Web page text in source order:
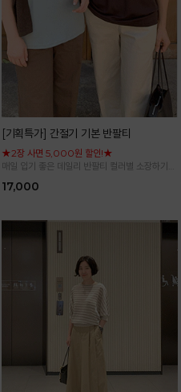
[기획특가] 간절기 기본 반팔티
★2장 사면 5,000원 할인!★
매일 입기 좋은 데일리 반팔티 컬러별 소장하기
17,000